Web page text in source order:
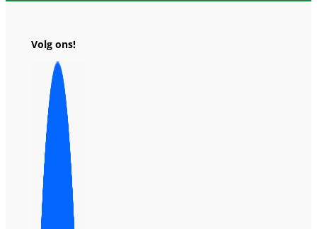
Volg ons!